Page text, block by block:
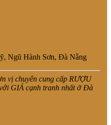
Ngũ Hành Sơn, Đà Nẵng
vị chuyên cung cấp RƯỢU
GIÁ cạnh tranh nhất ở Đà